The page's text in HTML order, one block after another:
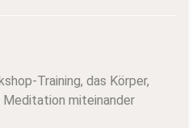
Training, das Körper,
Meditation miteinander